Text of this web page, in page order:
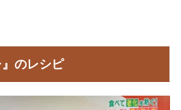
』のレシピ